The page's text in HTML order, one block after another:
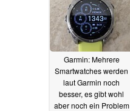
Garmin: Mehrere
Smartwatches werden
laut Garmin noch
besser, es gibt wohl
aber noch ein Problem